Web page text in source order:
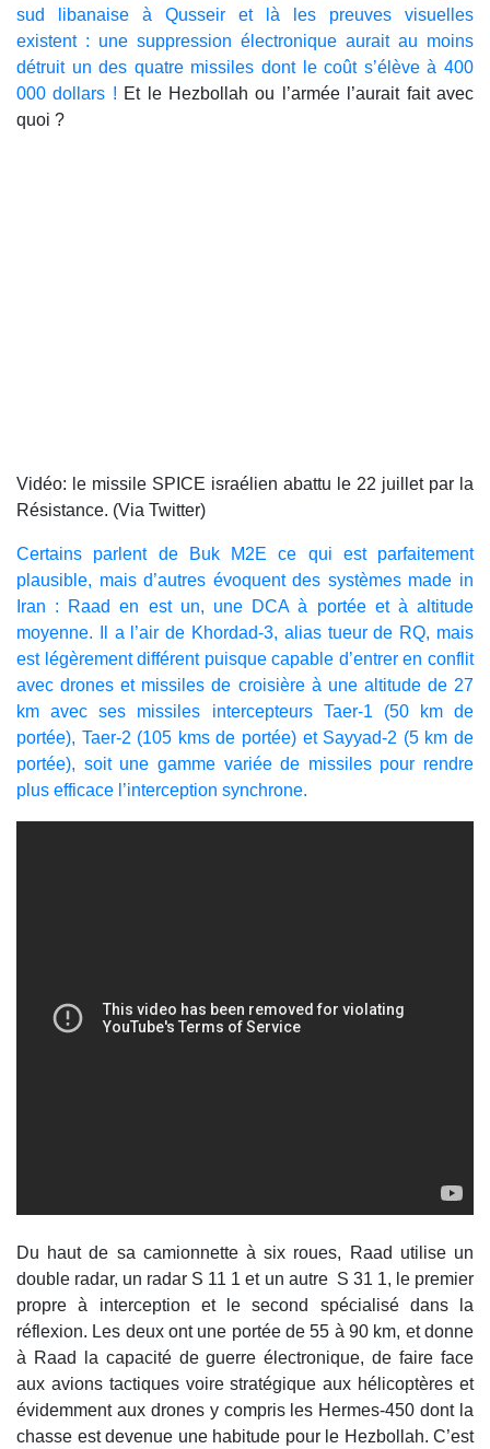
sud libanaise à Qusseir et là les preuves visuelles
existent : une suppression électronique aurait au moins
détruit un des quatre missiles dont le coût s’élève à 400
000 dollars ! Et le Hezbollah ou l’armée l’aurait fait avec
quoi ?
Vidéo: le missile SPICE israélien abattu le 22 juillet par la
Résistance. (Via Twitter)
Certains parlent de Buk M2E ce qui est parfaitement
plausible, mais d’autres évoquent des systèmes made in
Iran : Raad en est un, une DCA à portée et à altitude
moyenne. Il a l’air de Khordad-3, alias tueur de RQ, mais
est légèrement différent puisque capable d’entrer en conflit
avec drones et missiles de croisière à une altitude de 27
km avec ses missiles intercepteurs Taer-1 (50 km de
portée), Taer-2 (105 kms de portée) et Sayyad-2 (5 km de
portée), soit une gamme variée de missiles pour rendre
plus efficace l’interception synchrone.
Du haut de sa camionnette à six roues, Raad utilise un
double radar, un radar S 11 1 et un autre S 31 1, le premier
propre à interception et le second spécialisé dans la
réflexion. Les deux ont une portée de 55 à 90 km, et donne
à Raad la capacité de guerre électronique, de faire face
aux avions tactiques voire stratégique aux hélicoptères et
évidemment aux drones y compris les Hermes-450 dont la
chasse est devenue une habitude pour le Hezbollah. C’est